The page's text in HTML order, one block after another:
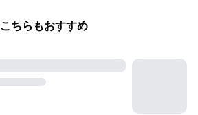
こちらもおすすめ